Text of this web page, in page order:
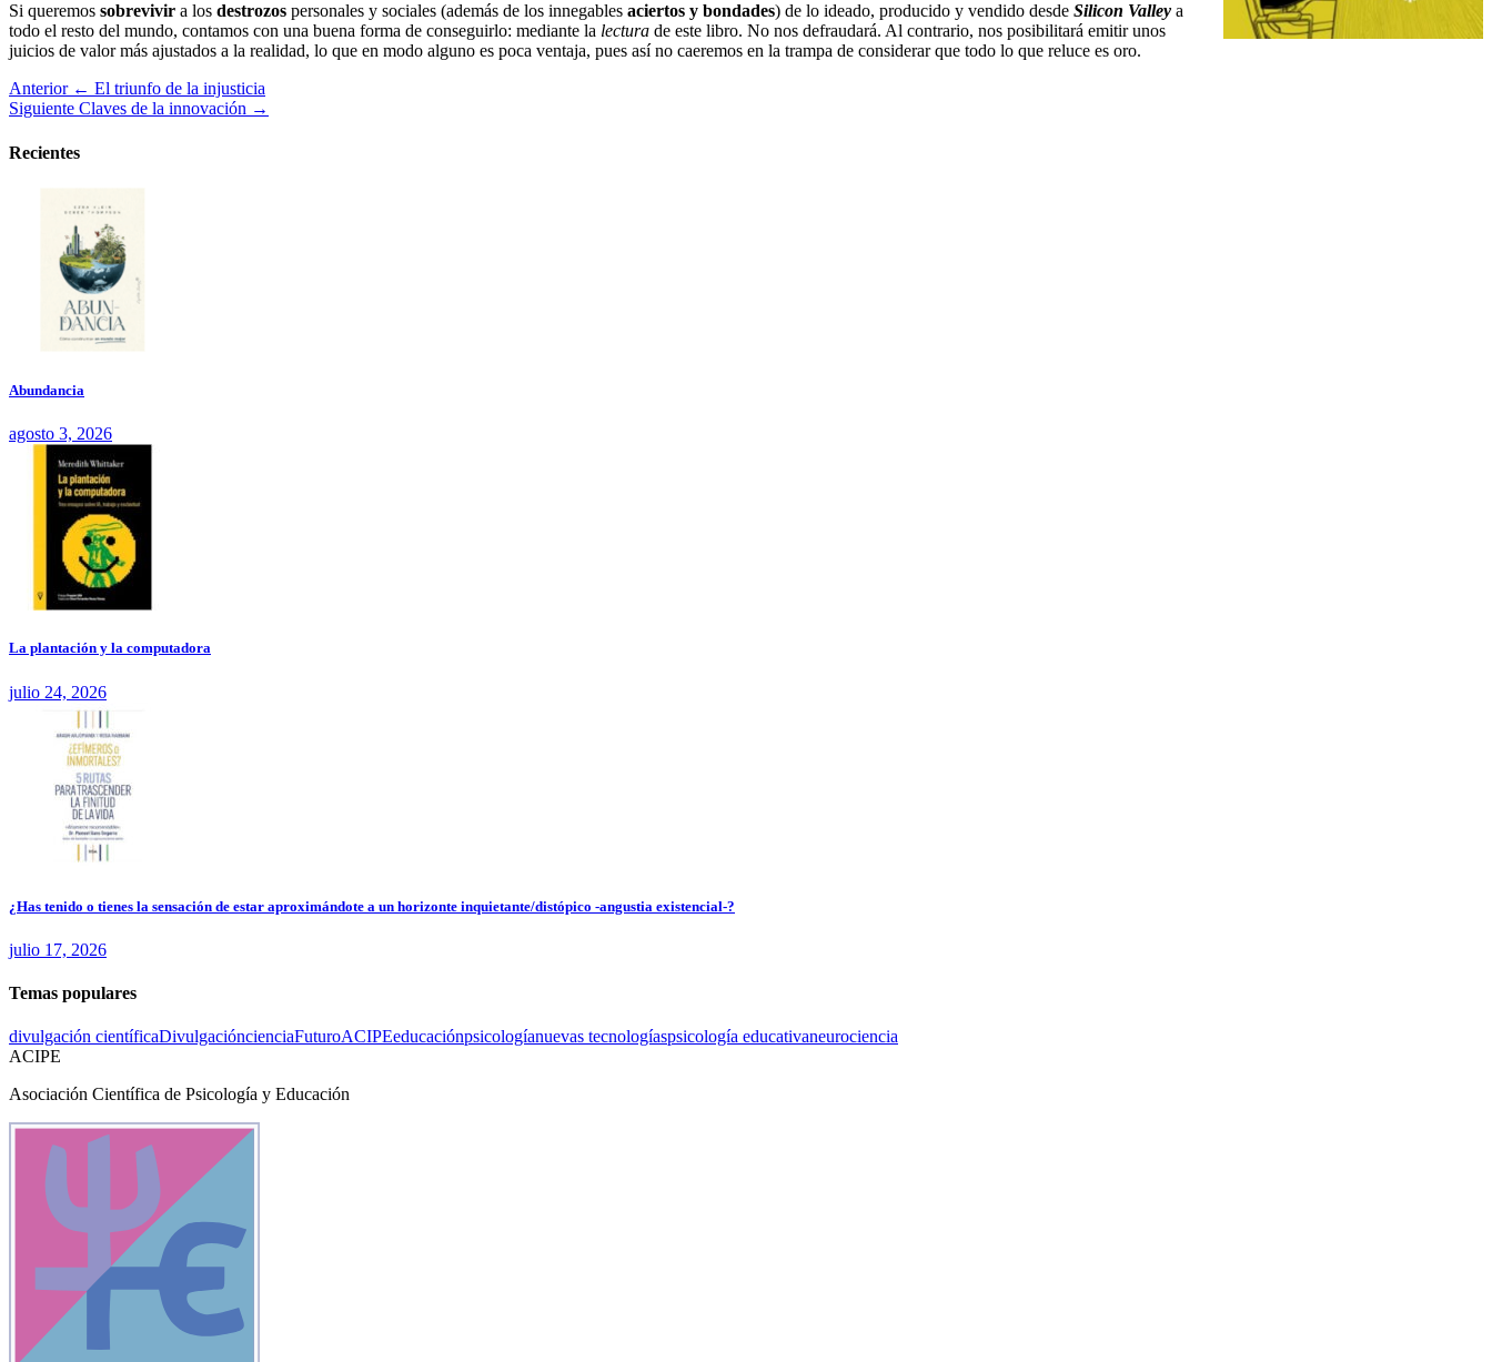
Si queremos sobrevivir a los destrozos personales y sociales (además de los innegables aciertos y bondades) de lo ideado, producido y vendido desde Silicon Valley a
todo el resto del mundo, contamos con una buena forma de conseguirlo: mediante la lectura de este libro. No nos defraudará. Al contrario, nos posibilitará emitir unos
juicios de valor más ajustados a la realidad, lo que en modo alguno es poca ventaja, pues así no caeremos en la trampa de considerar que todo lo que reluce es oro.
Anterior ← El triunfo de la injusticia
Siguiente Claves de la innovación →
Recientes
Abundancia
agosto 3, 2026
La plantación y la computadora
julio 24, 2026
¿Has tenido o tienes la sensación de estar aproximándote a un horizonte inquietante/distópico -angustia existencial-?
julio 17, 2026
Temas populares
divulgación científicaDivulgacióncienciaFuturoACIPEeducaciónpsicologíanuevas tecnologíaspsicología educativaneurociencia
ACIPE
Asociación Científica de Psicología y Educación